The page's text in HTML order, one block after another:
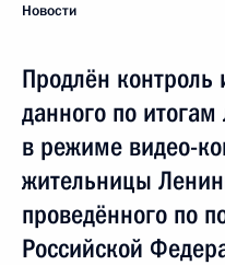
Новости
Продлён контроль
данного по
в режиме видео-
жительницы
проведённого по
Российской